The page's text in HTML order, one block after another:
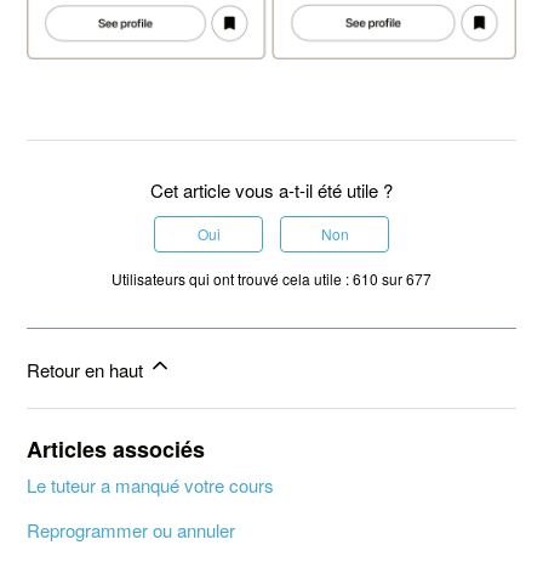
Cet article vous a-t-il été utile ?
Oui Non
Utilisateurs qui ont trouvé cela utile : 610 sur 677
Retour en haut
Articles associés
Le tuteur a manqué votre cours
Reprogrammer ou annuler